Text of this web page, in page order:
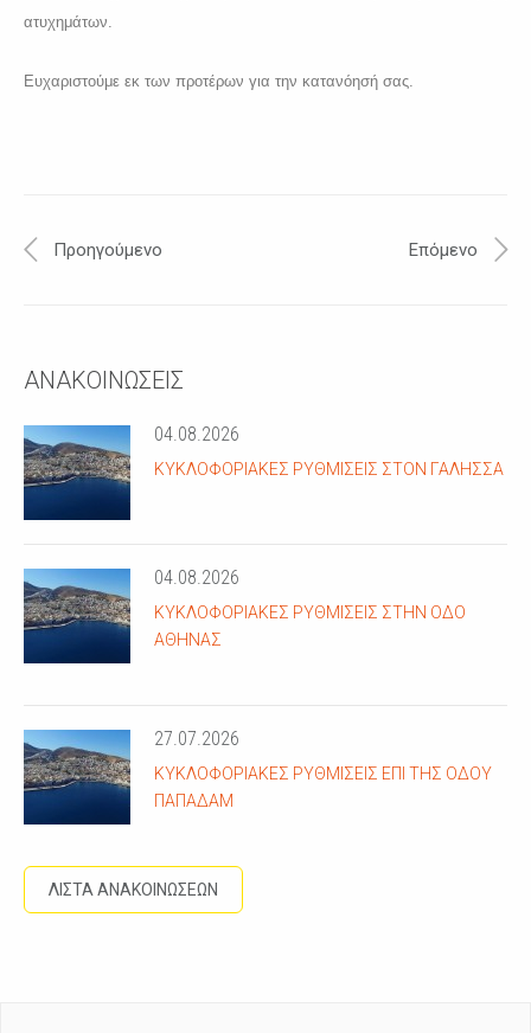
ατυχημάτων.
Ευχαριστούμε εκ των προτέρων για την κατανόησή σας.
Προηγούμενο Επόμενο
ΑΝΑΚΟΙΝΩΣΕΙΣ
04.08.2026
ΚΥΚΛΟΦΟΡΙΑΚΈΣ ΡΥΘΜΊΣΕΙΣ ΣΤΟΝ ΓΑΛΗΣΣΆ
04.08.2026
ΚΥΚΛΟΦΟΡΙΑΚΈΣ ΡΥΘΜΊΣΕΙΣ ΣΤΗΝ ΟΔΌ
ΑΘΗΝΆΣ
27.07.2026
ΚΥΚΛΟΦΟΡΙΑΚΈΣ ΡΥΘΜΊΣΕΙΣ ΕΠΊ ΤΗΣ ΟΔΟΎ
ΠΑΠΑΔΆΜ
ΛΙΣΤΑ ΑΝΑΚΟΙΝΩΣΕΩΝ